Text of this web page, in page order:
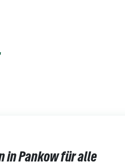
in Pankow für alle